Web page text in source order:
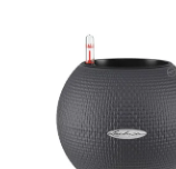
NOVINKY